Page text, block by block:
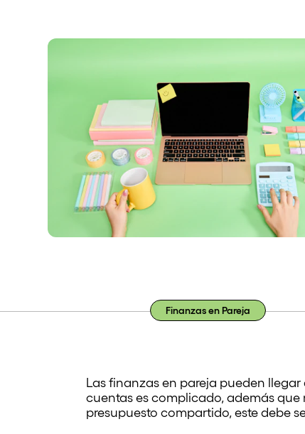
Finanzas en Pareja
Las finanzas en pareja pueden
cuentas es complicado, además
presupuesto compartido, este debe